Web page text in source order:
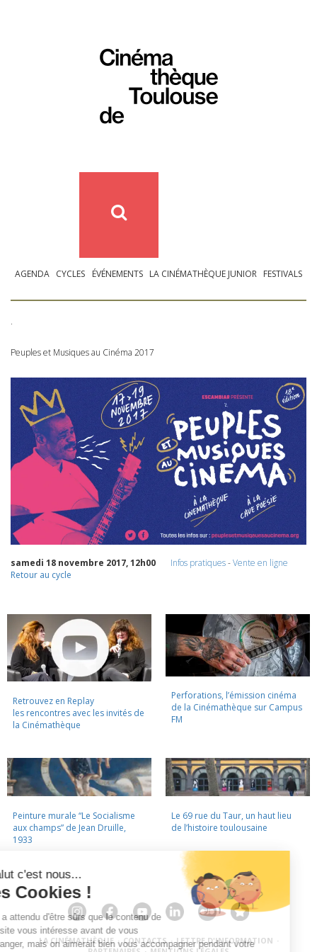
AGENDA CYCLES ÉVÉNEMENTS LA CINÉMATHÈQUE JUNIOR FESTIVALS
.
Peuples et Musiques au Cinéma 2017
samedi 18 novembre 2017, 12h00 Infos pratiques-Vente en ligne
Retour au cycle
Retrouvez en Replay
les rencontres avec les invités de
la Cinémathèque
Perforations, l’émission cinéma
de la Cinémathèque sur Campus
FM
Peinture murale “Le Socialisme
aux champs” de Jean Druille,
1933
Le 69 rue du Taur, un haut lieu
de l’histoire toulousaine
LA CINÉMATHÈQUE · CONTACTS · LETTRE D'INFORMATION ·